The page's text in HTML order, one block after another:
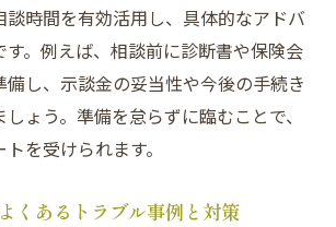
談時間を有効活用し、具体的なアドバ
す。例えば、相談前に診断書や保険会
し、示談金の妥当性や今後の手続き
ょう。準備を怠らずに臨むことで、
を受けられます。
くあるトラブル事例と対策